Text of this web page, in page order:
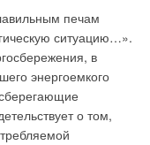
печам
ситуацию…».
в
энергоемкого
о том,
сифона практически
поперечное
от высоты
сифона
срыв
кондиционирования
и проектирование на
I, 2005; T. II, ч. 1, 2006; T.